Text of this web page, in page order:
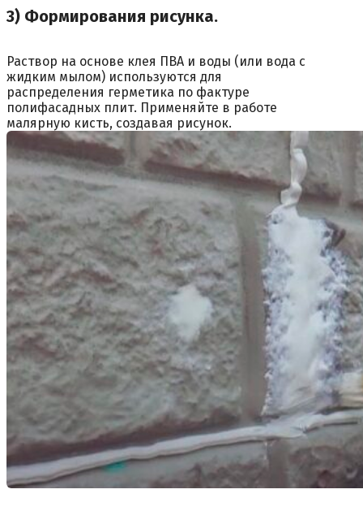
3) Формирования рисунка.
Раствор на основе клея ПВА и воды (или вода с
жидким мылом) используются для
распределения герметика по фактуре
полифасадных плит. Применяйте в работе
малярную кисть, создавая рисунок.